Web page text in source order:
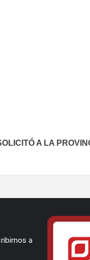
A LA
a